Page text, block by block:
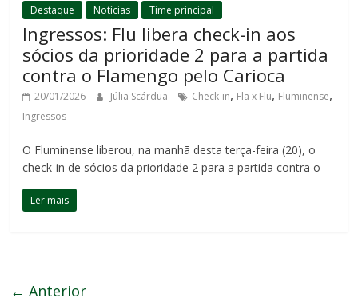
Destaque Notícias Time principal
Ingressos: Flu libera check-in aos
sócios da prioridade 2 para a partida
contra o Flamengo pelo Carioca
20/01/2026 Júlia Scárdua Check-in, Fla x Flu, Fluminense,
Ingressos
O Fluminense liberou, na manhã desta terça-feira (20), o
check-in de sócios da prioridade 2 para a partida contra o
Ler mais
← Anterior